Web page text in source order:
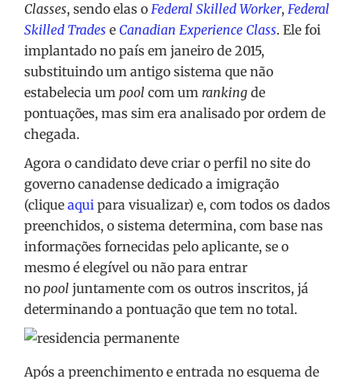
Classes, sendo elas o Federal Skilled Worker, Federal
Skilled Trades e Canadian Experience Class. Ele foi
implantado no país em janeiro de 2015,
substituindo um antigo sistema que não
estabelecia um pool com um ranking de
pontuações, mas sim era analisado por ordem de
chegada.
Agora o candidato deve criar o perfil no site do
governo canadense dedicado a imigração
(clique aqui para visualizar) e, com todos os dados
preenchidos, o sistema determina, com base nas
informações fornecidas pelo aplicante, se o
mesmo é elegível ou não para entrar
no pool juntamente com os outros inscritos, já
determinando a pontuação que tem no total.
Após a preenchimento e entrada no esquema de